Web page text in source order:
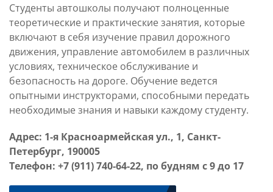
Студенты автошколы получают полноценные
теоретические и практические занятия, которые
включают в себя изучение правил дорожного
движения, управление автомобилем в различных
условиях, техническое обслуживание и
безопасность на дороге. Обучение ведется
опытными инструкторами, способными передать
необходимые знания и навыки каждому студенту.
Адрес: 1-я Красноармейская ул., 1, Санкт-
Петербург, 190005
Телефон: +7 (911) 740-64-22, по будням с 9 до 17